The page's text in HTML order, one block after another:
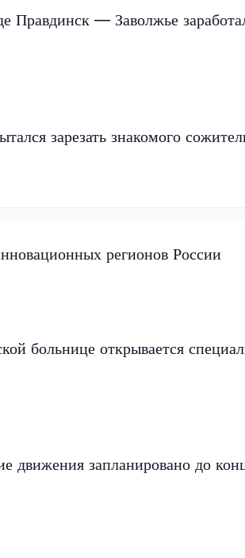
Правдинск — Заволжье
зарезать знакомого
регионов России
больнице открывается
движения запланировано до